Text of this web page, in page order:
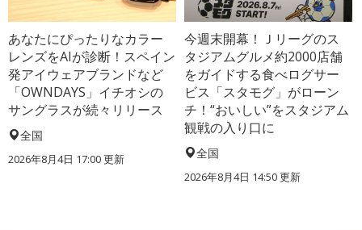
あなたにぴったりなカラー
レンズをAIが診断！スペイン
発アイウェアブランドなど
「OWNDAYS」イチオシの
サングラスが続々リリース
全国
2026年8月4日 17:00更新
今週末開幕！Ｊリーグのス
タジアムグルメ約2000店舗
をガイドする食べログサー
ビス「スタモグ」がローン
チ！“おいしい”をスタジアム
観戦の入り口に
全国
2026年8月4日 14:50更新